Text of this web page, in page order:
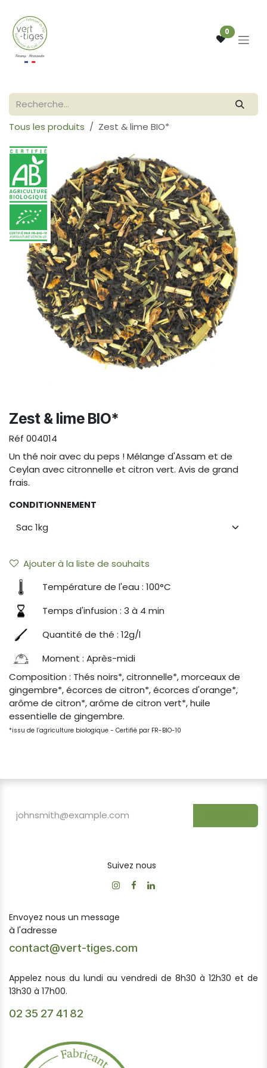
0
Tous les produits Zest & lime BIO*
Zest & lime BIO*
Réf 004014
Un thé noir avec du peps ! Mélange d'Assam et de
Ceylan avec citronnelle et citron vert. Avis de grand
frais.
CONDITIONNEMENT
Ajouter à la liste de souhaits
Température de l'eau : 100°C
Temps d'infusion : 3 à 4 min
Quantité de thé : 12g/l
Moment : Après-midi
Composition : Thés noirs*, citronnelle*, morceaux de
gingembre*, écorces de citron*, écorces d'orange*,
arôme de citron*, arôme de citron vert*, huile
essentielle de gingembre.
*issu de l’agriculture biologique - Certifié par FR-BIO-10
Suivez nous
Envoyez nous un message
à l'adresse
contact@vert-tiges.com
Appelez nous du lundi au vendredi de 8h30 à 12h30 et de
13h30 à 17h00.
02 35 27 41 82